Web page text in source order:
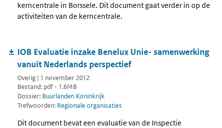
kerncentrale in Borssele. Dit document gaat verder in op de
activiteiten van de kerncentrale.
IOB Evaluatie inzake Benelux Unie- samenwerking
vanuit Nederlands perspectief
Overig | 1 november 2012
Bestand: pdf - 1.6MB
Dossier: Buurlanden Koninkrijk
Trefwoorden: Regionale organisaties
Dit document bevat een evaluatie van de Inspectie